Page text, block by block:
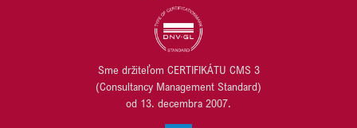
Sme držiteľom CERTIFIKÁTU CMS 3
(Consultancy Management Standard)
od 13. decembra 2007.